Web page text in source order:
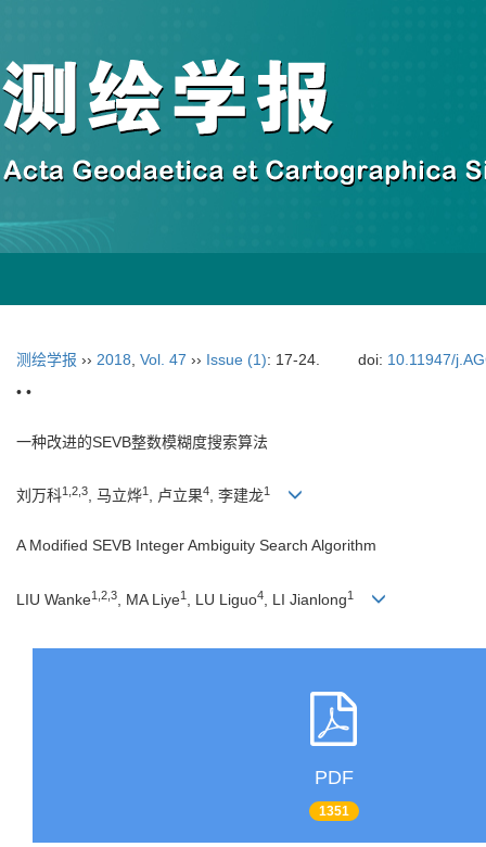
测绘学报 ›› 2018 Vol. 47 ›› Issue (1): 17-24. doi: 10.11947/
• •
一种改进的SEVB整数模糊度搜索算法
刘万科1,2,3, 马立烨1 , 卢立果4, 李建龙1
A Modified SEVB Integer Ambiguity Search Algorithm
LIU Wanke1,2,3 , MA Liye1 , LU Liguo4 , LI Jianlong1
PDF
1351